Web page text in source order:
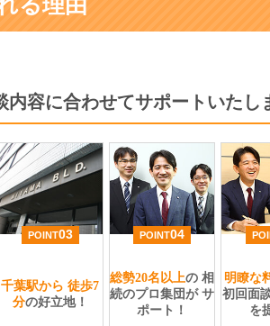
る理由
容に合わせてサポートいたし
POINT03
千葉駅から 徒歩7
分の好立地！
POINT04
総勢20名以上の 相
続のプロ集団がサ
ポート！
明瞭な
初回面
を